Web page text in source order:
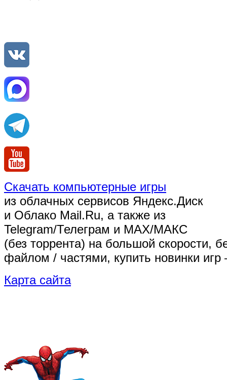
Скачать компьютерные игры
из облачных сервисов Яндекс.Диск
и Облако Mail.Ru, а также из
Telegram/Телеграм и MAX/МАКС
(без торрента) на большой скорости,
файлом / частями, купить новинки
Карта сайта